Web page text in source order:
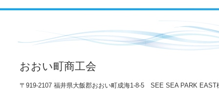
おおい町商工会
〒919-2107 福井県大飯郡おおい町成海1-8-5 SEE SEA PARK EAST